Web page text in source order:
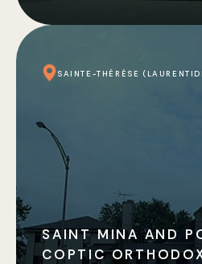
SAINTE-THÉRÈSE
SAINT MINA AND
COPTIC